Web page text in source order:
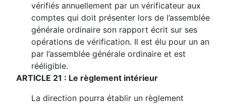
vérifiés annuellement par un vérificateur aux
comptes qui doit présenter lors de l’assemblée
générale ordinaire son rapport écrit sur ses
opérations de vérification. Il est élu pour un an
par l’assemblée générale ordinaire et est
rééligible.
ARTICLE 21 : Le règlement intérieur
La direction pourra établir un règlement